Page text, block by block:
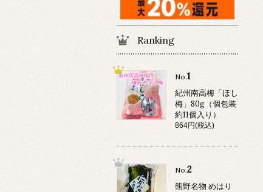
Ranking
No.1
紀州南高梅「ほし
梅」80g（個包装
約11個入り）
864円(税込)
No.2
熊野名物 めはり